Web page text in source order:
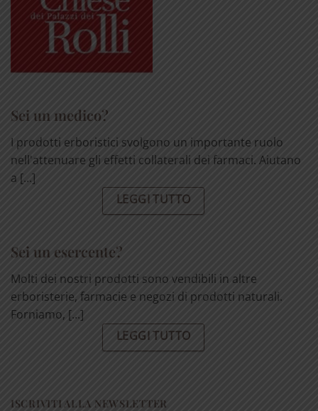
Sei un medico?
I prodotti erboristici svolgono un importante ruolo
nell'attenuare gli effetti collaterali dei farmaci. Aiutano
a [...]
LEGGI TUTTO
Sei un esercente?
Molti dei nostri prodotti sono vendibili in altre
erboristerie, farmacie e negozi di prodotti naturali.
Forniamo, [...]
LEGGI TUTTO
ISCRIVITI ALLA NEWSLETTER